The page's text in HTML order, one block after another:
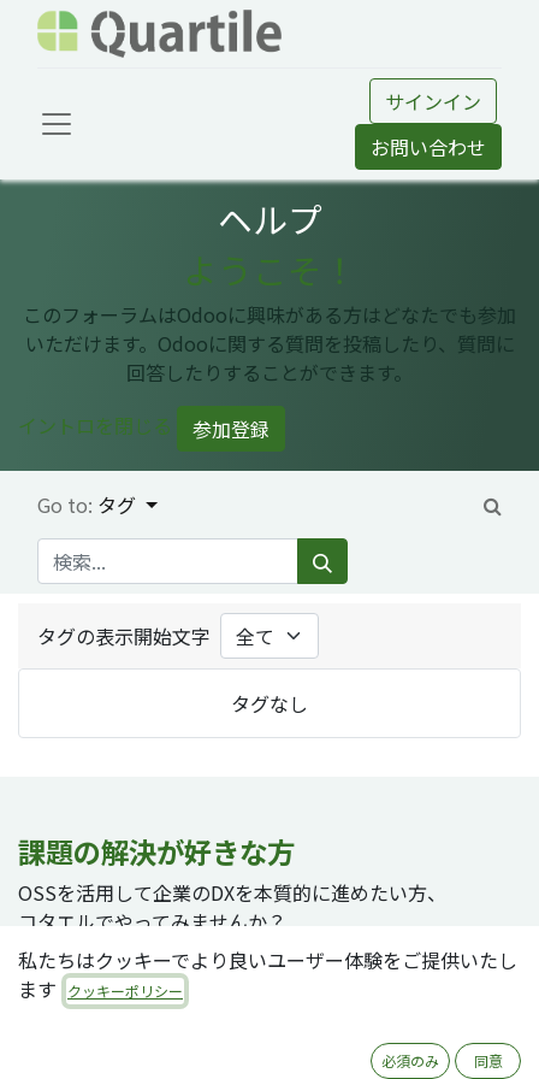
サインイン
お問い合わせ
ヘルプ
ようこそ！
このフォーラムはOdooに興味がある方はどなたでも参加
いただけます。Odooに関する質問を投稿したり、質問に
回答したりすることができます。
イントロを閉じる
参加登録
Go to: タグ
タグの表示開始文字
タグなし
課題の解決が好きな方
OSSを活用して企業のDXを本質的に進めたい方、
コタエルでやってみませんか？
私たちはクッキーでより良いユーザー体験をご提供いたし
ます
クッキーポリシー
必須のみ 同意